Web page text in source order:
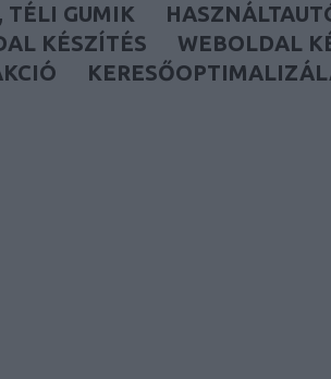
TÉLI GUMIK
KÉSZÍTÉS
WEBOLDAL